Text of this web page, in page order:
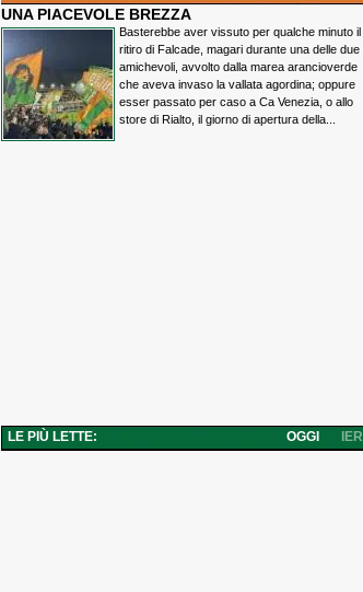
UNA PIACEVOLE BREZZA
Basterebbe aver vissuto per qualche minuto il
ritiro di Falcade, magari durante una delle due
amichevoli, avvolto dalla marea arancioverde
che aveva invaso la vallata agordina; oppure
esser passato per caso a Ca Venezia, o allo
store di Rialto, il giorno di apertura della...
LE PIÙ LETTE: IERI
OGGI